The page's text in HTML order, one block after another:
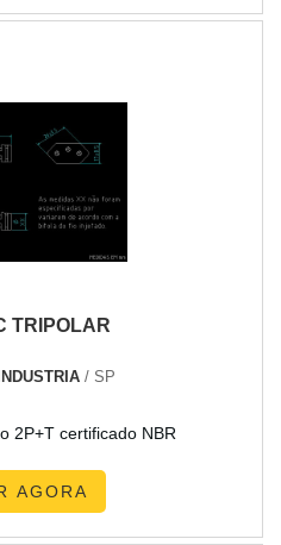
Equipamentos de
transformador a óleo. Líder
oferece uma variedade de
industriais e transformador a
por conter escritório de alta
as atividades e equipamentos
com excelência para toda a
TRIPOLAR
/ SP
2P+T certificado NBR
AGORA